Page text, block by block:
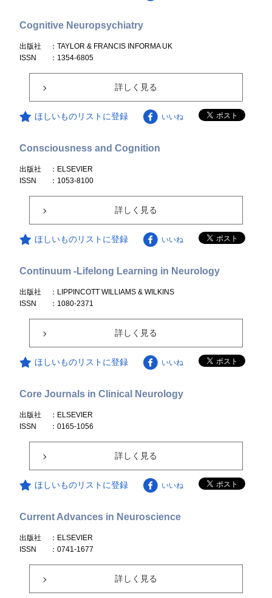
Cognitive Neuropsychiatry
出版社
：TAYLOR & FRANCIS INFORMA UK
ISSN
：1354-6805
詳しく見る
ほしいものリストに登録 いいね
Consciousness and Cognition
出版社
：ELSEVIER
ISSN
：1053-8100
詳しく見る
ほしいものリストに登録 いいね
Continuum -Lifelong Learning in Neurology
出版社
：LIPPINCOTT WILLIAMS & WILKINS
ISSN
：1080-2371
詳しく見る
ほしいものリストに登録 いいね
Core Journals in Clinical Neurology
出版社
：ELSEVIER
ISSN
：0165-1056
詳しく見る
ほしいものリストに登録 いいね
Current Advances in Neuroscience
出版社
：ELSEVIER
ISSN
：0741-1677
詳しく見る